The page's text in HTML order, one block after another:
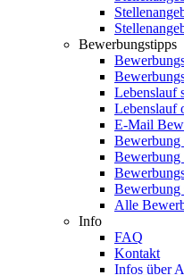
Bewerbungstipps
Lebenslauf
Lebenslauf
E-Mail
Bewerbung
Bewerbung
Alle
Info
FAQ
Kontakt
Infos über